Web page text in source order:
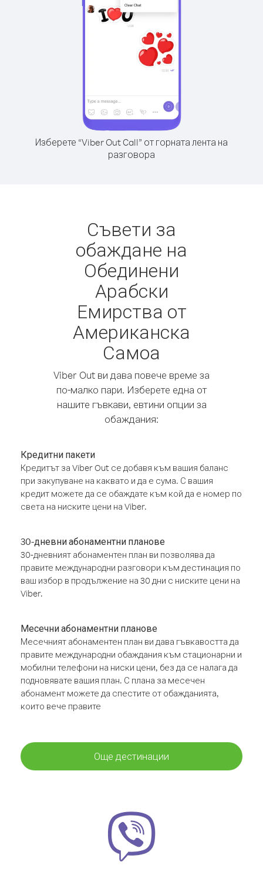
Изберете “Viber Out Call” от горната лента на
разговора
Съвети за
обаждане на
Обединени
Арабски
Емирства от
Американска
Самоа
Viber Out ви дава повече време за
по-малко пари. Изберете една от
нашите гъвкави, евтини опции за
обаждания:
Кредитни пакети
Кредитът за Viber Out се добавя към вашия баланс
при закупуване на каквато и да е сума. С вашия
кредит можете да се обаждате към кой да е номер по
света на ниските цени на Viber.
30-дневни абонаментни планове
30-дневният абонаментен план ви позволява да
правите международни разговори към дестинация по
ваш избор в продължение на 30 дни с ниските цени на
Viber.
Месечни абонаментни планове
Месечният абонаментен план ви дава гъвкавостта да
правите международни обаждания към стационарни и
мобилни телефони на ниски цени, без да се налага да
подновявате вашия план. С плана за месечен
абонамент можете да спестите от обажданията,
които вече правите
Още дестинации